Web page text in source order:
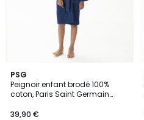
PSG
Peignoir enfant brodé 100%
coton, Paris Saint Germain
39,90 €